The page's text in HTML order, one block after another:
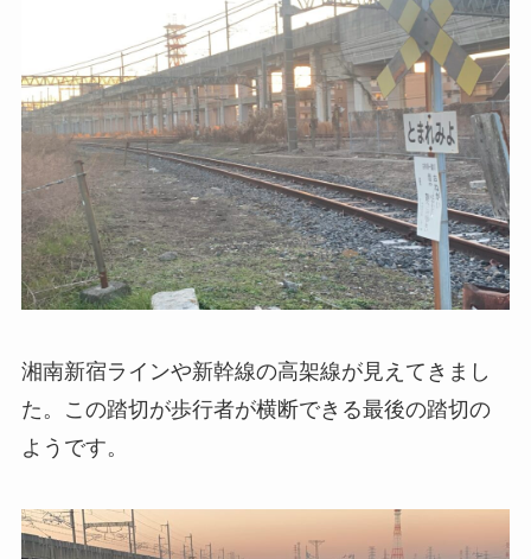
湘南新宿ラインや新幹線の高架線が見えてきまし
た。この踏切が歩行者が横断できる最後の踏切の
ようです。